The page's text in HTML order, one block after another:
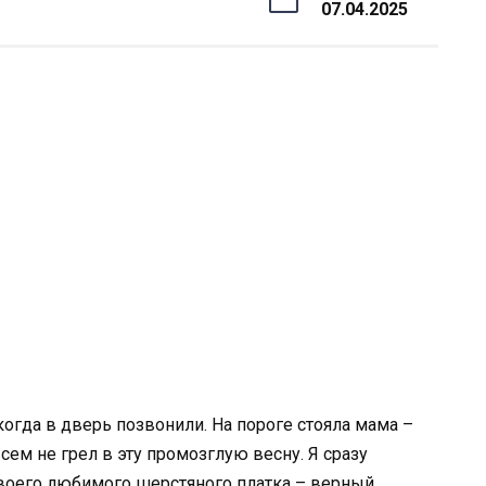
07.04.2025
в дверь позвонили. На пороге стояла мама –
не грел в эту промозглую весну. Я сразу